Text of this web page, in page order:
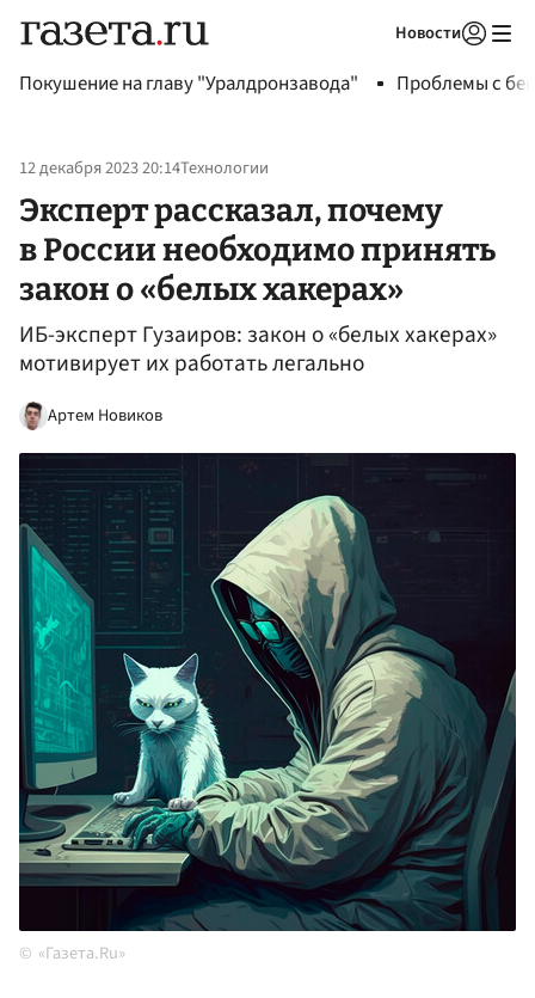
Новости
Покушение на главу "Уралдронзавода" Проблемы с
12 декабря 2023 20:14Технологии
Эксперт рассказал, почему
в России необходимо принять
закон о «белых хакерах»
ИБ-эксперт Гузаиров: закон о «белых хакерах»
мотивирует их работать легально
Артем Новиков
«Газета.Ru»